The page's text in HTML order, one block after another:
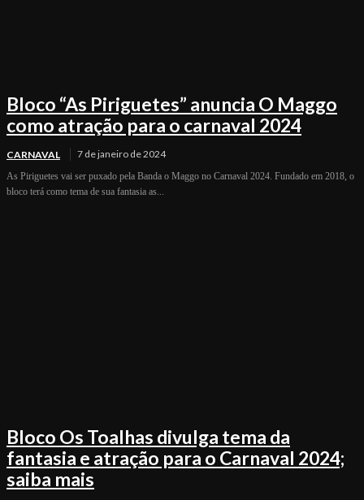
Bloco “As Piriguetes” anuncia O Maggo
como atração para o carnaval 2024
CARNAVAL 7 de janeiro de 2024
As Piriguetes vai ser puxado pela Banda o Maggo no Carnaval 2024. Fundado em 2018, o
bloco terá como tema de sua fantasia as...
Bloco Os Toalhas divulga tema da
fantasia e atração para o Carnaval 2024;
saiba mais